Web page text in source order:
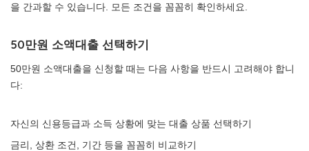
을 간과할 수 있습니다. 모든 조건을 꼼꼼히 확인하세요.
50만원 소액대출 선택하기
50만원 소액대출을 신청할 때는 다음 사항을 반드시 고려해야 합니
다:
자신의 신용등급과 소득 상황에 맞는 대출 상품 선택하기
금리, 상환 조건, 기간 등을 꼼꼼히 비교하기